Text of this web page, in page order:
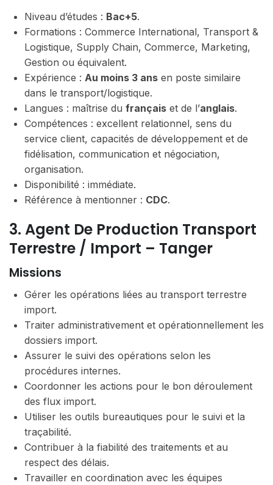
Niveau d’études : Bac+5.
Formations : Commerce International, Transport &
Logistique, Supply Chain, Commerce, Marketing,
Gestion ou équivalent.
Expérience : Au moins 3 ans en poste similaire
dans le transport/logistique.
Langues : maîtrise du français et de l’anglais.
Compétences : excellent relationnel, sens du
service client, capacités de développement et de
fidélisation, communication et négociation,
organisation.
Disponibilité : immédiate.
Référence à mentionner : CDC.
3. Agent De Production Transport
Terrestre / Import – Tanger
Missions
Gérer les opérations liées au transport terrestre
import.
Traiter administrativement et opérationnellement les
dossiers import.
Assurer le suivi des opérations selon les
procédures internes.
Coordonner les actions pour le bon déroulement
des flux import.
Utiliser les outils bureautiques pour le suivi et la
traçabilité.
Contribuer à la fiabilité des traitements et au
respect des délais.
Travailler en coordination avec les équipes